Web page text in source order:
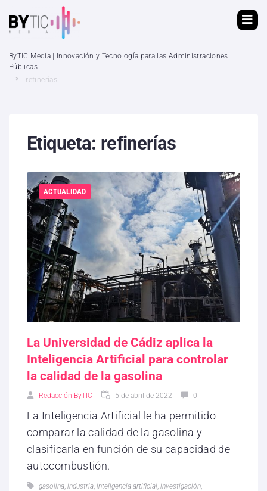
ByTIC Media | Innovación y Tecnología para las Administraciones
Públicas
refinerías
Etiqueta: refinerías
ACTUALIDAD
La Universidad de Cádiz aplica la
Inteligencia Artificial para controlar
la calidad de la gasolina
Redacción ByTIC 5 de abril de 2022 0
La Inteligencia Artificial le ha permitido
comparar la calidad de la gasolina y
clasificarla en función de su capacidad de
autocombustión.
gasolina industria inteligencia artificial investigación